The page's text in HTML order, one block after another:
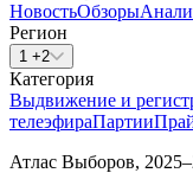
НовостьОбзоры
Регион
1 +2
Категория
Выдвижение и
телеэфираПартии
Атлас Выборов,